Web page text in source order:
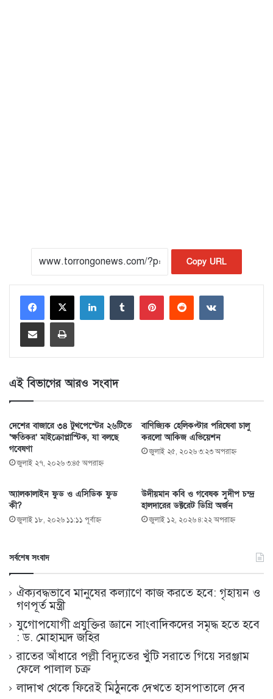
Copy URL
LinkedIn
এই বিভাগের আরও সংবাদ
দেশের বাজারে ৩৪ টুথপেস্টের ২৬টিতে
‘ক্ষতিকর’ মাইক্রোপ্লাস্টিক, যা বলছে
গবেষণা
জুলাই ২৭, ২০২৬ ৩:৪৫ অপরাহ্ণ
বাণিজ্যিক হেলিকপ্টার পরিষেবা চালু
করলো আকিজ এভিয়েশন
জুলাই ২৫, ২০২৬ ৩:২৩ অপরাহ্ণ
অ্যালকালাইন ফুড ও এসিডিক ফুড
কী?
জুলাই ১৮, ২০২৬ ১১:১১ পূর্বাহ্ণ
উদীয়মান কবি ও গবেষক সুদীপ চন্দ্র
হালদারের ডক্টরেট ডিগ্রি অর্জন
জুলাই ১২, ২০২৬ ৪:২২ অপরাহ্ণ
সর্বশেষ সংবাদ
ঐক্যবদ্ধভাবে মানুষের কল্যাণে কাজ করতে হবে: গৃহায়ন ও
গণপূর্ত মন্ত্রী
যুগোপযোগী প্রযুক্তির জ্ঞানে সাংবাদিকদের সমৃদ্ধ হতে হবে
: ড. মোহাম্মদ জহির
রাতের আঁধারে পল্লী বিদ্যুতের খুঁটি সরাতে গিয়ে সরঞ্জাম
ফেলে পালাল চক্র
লাদাখ থেকে ফিরেই মিঠুনকে দেখতে হাসপাতালে দেব